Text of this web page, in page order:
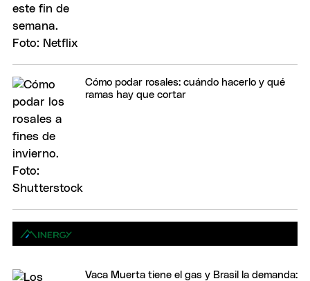
Cómo podar rosales: cuándo hacerlo y qué
ramas hay que cortar
Vaca Muerta tiene el gas y Brasil la demanda: